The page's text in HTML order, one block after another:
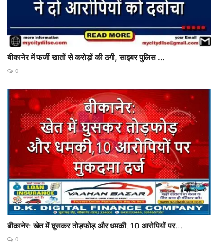
बीकानेर में फर्जी खातों से करोड़ों की ठगी, साइबर पुलिस ...
0
बीकानेर: खेत में घुसकर तोड़फोड़ और धमकी, 10 आरोपियों पर...
0